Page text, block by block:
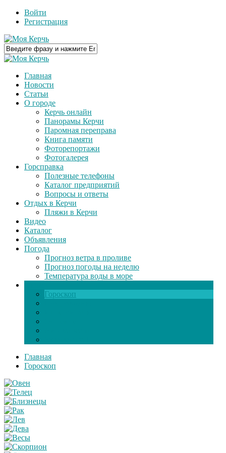
Войти
Регистрация
Главная
Новости
Статьи
О городе
Керчь онлайн
Панорамы Керчи
Паромная переправа
Книга памяти
Фоторепортажи
Фотогалерея
Горсправка
Полезные телефоны
Каталог предприятий
Вопросы и ответы
Отдых в Керчи
Пляжи в Керчи
Видео
Каталог
Объявления
Погода
Прогноз ветра в проливе
Прогноз погоды на неделю
Температура воды в море
Гороскоп
Главная
Гороскоп